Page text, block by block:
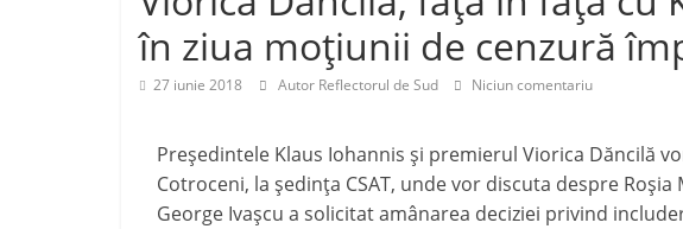
în ziua moțiunii de cenzură
27 iunie 2018 Autor Reflectorul de Sud Niciun comentariu
Președintele Klaus Iohannis și premierul Viorica Dăncilă
Cotroceni, la ședința CSAT, unde vor discuta despre
George Ivașcu a solicitat amânarea deciziei privind